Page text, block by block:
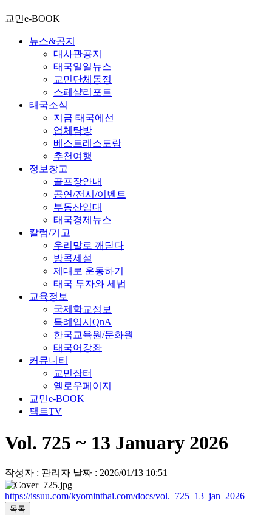
교민e-BOOK
뉴스&공지
대사관공지
태국일일뉴스
교민단체동정
스페샬리포트
태국소식
지금 태국에선
업체탐방
베스트레스토랑
추천여행
정보창고
골프장안내
공연/전시/이벤트
부동산임대
태국경제뉴스
칼럼/기고
우리말로 깨닫다
방콕세설
제대로 운동하기
태국 투자와 세법
교육정보
국제학교정보
특례입시QnA
한국교육원/문화원
태국어강좌
커뮤니티
교민장터
옐로우페이지
교민e-BOOK
팩트TV
Vol. 725 ~ 13 January 2026
작성자 : 관리자 날짜 : 2026/01/13 10:51
https://issuu.com/kyominthai.com/docs/vol._725_13_jan_2026
목록